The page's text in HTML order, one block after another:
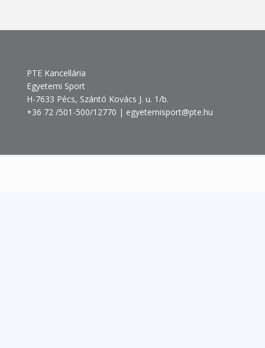
PTE Kancellária
Egyetemi Sport
H-7633 Pécs, Szántó Kovács J. u. 1/b.
+36 72 /501-500/12770 | egyetemisport@pte.hu